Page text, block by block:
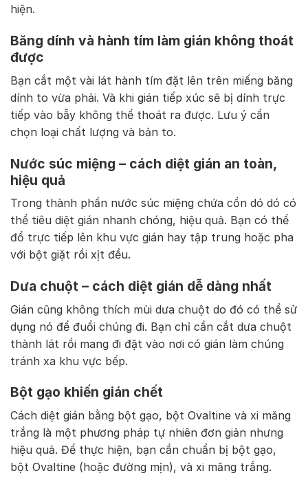
hiện.
Băng dính và hành tím làm gián không thoát
được
Bạn cắt một vài lát hành tím đặt lên trên miếng băng
dính to vừa phải. Và khi gián tiếp xúc sẽ bị dính trực
tiếp vào bẫy không thể thoát ra được. Lưu ý cần
chọn loại chất lượng và bản to.
Nước súc miệng – cách diệt gián an toàn,
hiệu quả
Trong thành phần nước súc miệng chứa cồn dó dó có
thể tiêu diệt gián nhanh chóng, hiệu quả. Bạn có thể
đổ trực tiếp lên khu vực gián hay tập trung hoặc pha
với bột giặt rồi xịt đều.
Dưa chuột – cách diệt gián dễ dàng nhất
Gián cũng không thích mùi dưa chuột do đó có thể sử
dụng nó để đuổi chúng đi. Bạn chỉ cần cắt dưa chuột
thành lát rồi mang đi đặt vào nơi có gián làm chúng
tránh xa khu vực bếp.
Bột gạo khiến gián chết
Cách diệt gián bằng bột gạo, bột Ovaltine và xi măng
trắng là một phương pháp tự nhiên đơn giản nhưng
hiệu quả. Để thực hiện, bạn cần chuẩn bị bột gạo,
bột Ovaltine (hoặc đường mịn), và xi măng trắng.